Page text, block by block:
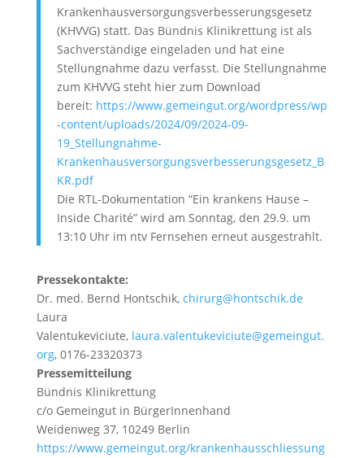
Krankenhausversorgungsverbesserungsgesetz
(KHVVG) statt. Das Bündnis Klinikrettung ist als
Sachverständige eingeladen und hat eine
Stellungnahme dazu verfasst. Die Stellungnahme
zum KHVVG steht hier zum Download
bereit: https://www.gemeingut.org/wordpress/wp
-content/uploads/2024/09/2024-09-
19_Stellungnahme-
Krankenhausversorgungsverbesserungsgesetz_B
KR.pdf
Die RTL-Dokumentation “Ein krankens Hause –
Inside Charité” wird am Sonntag, den 29.9. um
13:10 Uhr im ntv Fernsehen erneut ausgestrahlt.
Pressekontakte:
Dr. med. Bernd Hontschik, chirurg@hontschik.de
Laura
Valentukeviciute, laura.valentukeviciute@gemeingut.
org, 0176-23320373
Pressemitteilung
Bündnis Klinikrettung
c/o Gemeingut in BürgerInnenhand
Weidenweg 37, 10249 Berlin
https://www.gemeingut.org/krankenhausschliessung